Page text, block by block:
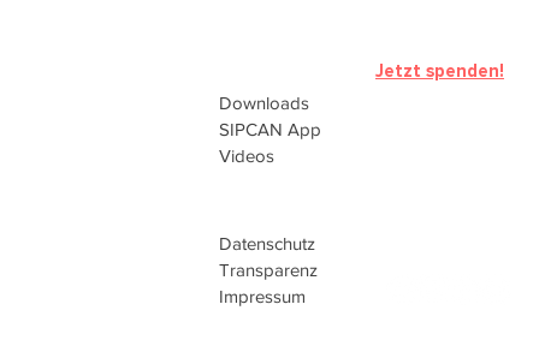
Jetzt spenden!
Downloads
SIPCAN App
Videos
Datenschutz
Transparenz
Impressum